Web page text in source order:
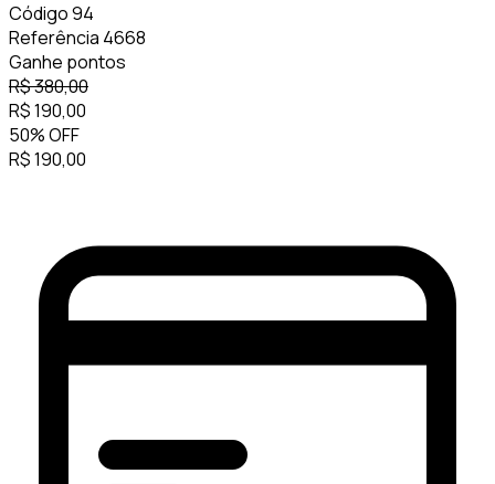
Código94
Referência 4668
Ganhe pontos
R$380,00
R$190,00
50%OFF
R$190,00